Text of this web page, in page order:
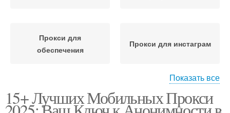
Прокси для
обеспечения
Прокси для инстаграм
Обычные прокси Прокси для бизнеса
Показать все
15+ Лучших Мобильных Прокси